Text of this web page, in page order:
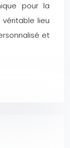
pour la
lieu
et